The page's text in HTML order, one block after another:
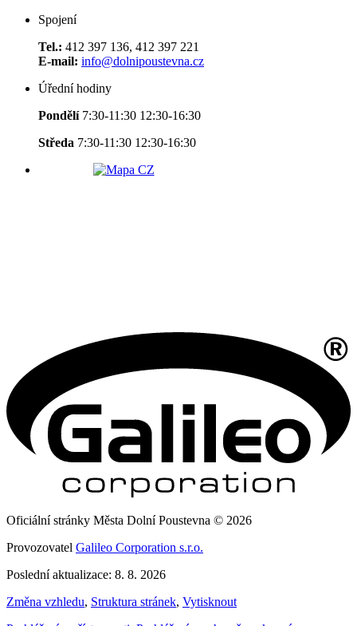
Spojení
Tel.: 412 397 136, 412 397 221
E-mail: info@dolnipoustevna.cz
Úřední hodiny
Pondělí 7:30-11:30 12:30-16:30
Středa 7:30-11:30 12:30-16:30
Oficiální stránky Města Dolní Poustevna © 2026
Provozovatel Galileo Corporation s.r.o.
Poslední aktualizace: 8. 8. 2026
Změna vzhledu, Struktura stránek, Vytisknout